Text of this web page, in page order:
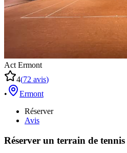
Act Ermont
4(72 avis)
•
Ermont
Réserver
Avis
Réserver un terrain de tennis